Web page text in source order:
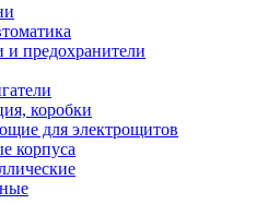
и предохранители
коробки
для электрощитов
корпуса